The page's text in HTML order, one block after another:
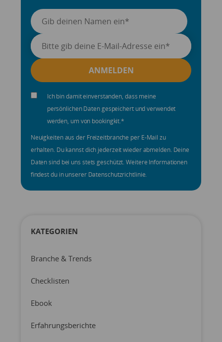
Ich bin damit einverstanden, dass meine
persönlichen Daten gespeichert und verwendet
werden, um von bookingkit.*
Neuigkeiten aus der Freizeitbranche per E-Mail zu
erhalten. Du kannst dich jederzeit wieder abmelden. Deine
Daten sind bei uns stets geschützt. Weitere Informationen
findest du in unserer Datenschutzrichtlinie.
KATEGORIEN
Branche & Trends
Checklisten
Ebook
Erfahrungsberichte